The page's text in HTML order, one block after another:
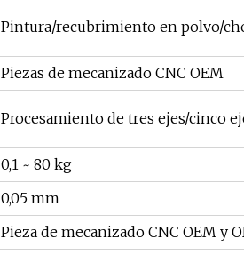
Pintura/recubrimiento en polvo/
Piezas de mecanizado CNC OEM
Procesamiento de tres ejes/cinco
0,1 ~ 80 kg
0,05 mm
Pieza de mecanizado CNC OEM y